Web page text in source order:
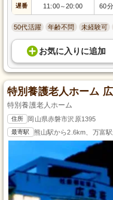
遅番 11:00～20:00 60分
50代活躍 年齢不問 未経験可
お気に入り に追加
特別養護老人ホーム
特別養護老人ホーム
住所 岡山県赤磐市沢原1395
最寄駅 熊山駅から2.6km、万富